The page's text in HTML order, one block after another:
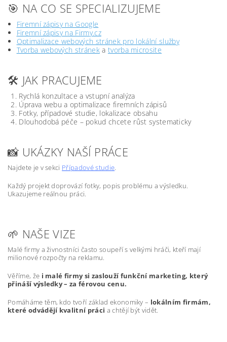
🎯 NA CO SE SPECIALIZUJEME
Firemní zápisy na Google
Firemní zápisy na Firmy.cz
Optimalizace webových stránek pro lokální služby
Tvorba webových stráneka tvorba microsite
🛠️ JAK PRACUJEME
Rychlá konzultace a vstupní analýza
Úprava webu a optimalizace firemních zápisů
Fotky, případové studie, lokalizace obsahu
Dlouhodobá péče – pokud chcete růst systematicky
📸 UKÁZKY NAŠÍ PRÁCE
Najdete je v sekci Případové studie.
Každý projekt doprovází fotky, popis problému a výsledku.
Ukazujeme reálnou práci.
🌱 NAŠE VIZE
Malé firmy a živnostníci často soupeří s velkými hráči, kteří mají
milionové rozpočty na reklamu.
Věříme, že i malé firmy si zaslouží funkční marketing, který
přináší výsledky – za férovou cenu.
Pomáháme těm, kdo tvoří základ ekonomiky – lokálním firmám,
které odvádějí kvalitní práci a chtějí být vidět.